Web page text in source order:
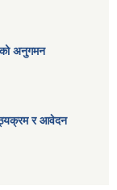
अनुगमन
र आवेदन